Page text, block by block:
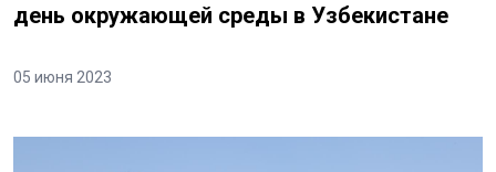
день окружающей среды в Узбекистане
05 июня 2023